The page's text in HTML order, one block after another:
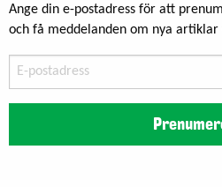
Ange din e-postadress för att
och få meddelanden om nya artiklar
postadress